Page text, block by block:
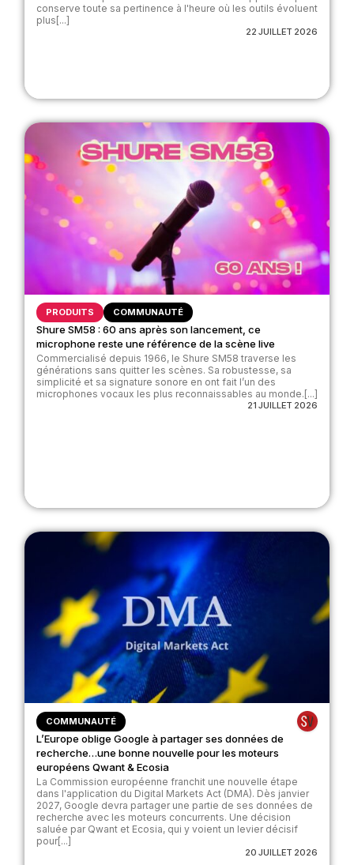
conserve toute sa pertinence à l'heure où les outils évoluent
plus[...]
22 JUILLET 2026
PRODUITS COMMUNAUTÉ
Shure SM58 : 60 ans après son lancement, ce
microphone reste une référence de la scène live
Commercialisé depuis 1966, le Shure SM58 traverse les
générations sans quitter les scènes. Sa robustesse, sa
simplicité et sa signature sonore en ont fait l’un des
microphones vocaux les plus reconnaissables au monde.[...]
21 JUILLET 2026
COMMUNAUTÉ
L’Europe oblige Google à partager ses données de
recherche…une bonne nouvelle pour les moteurs
européens Qwant & Ecosia
La Commission européenne franchit une nouvelle étape
dans l'application du Digital Markets Act (DMA). Dès janvier
2027, Google devra partager une partie de ses données de
recherche avec les moteurs concurrents. Une décision
saluée par Qwant et Ecosia, qui y voient un levier décisif
pour[...]
20 JUILLET 2026